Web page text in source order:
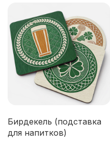
Бирдекель (подставка
для напитков)